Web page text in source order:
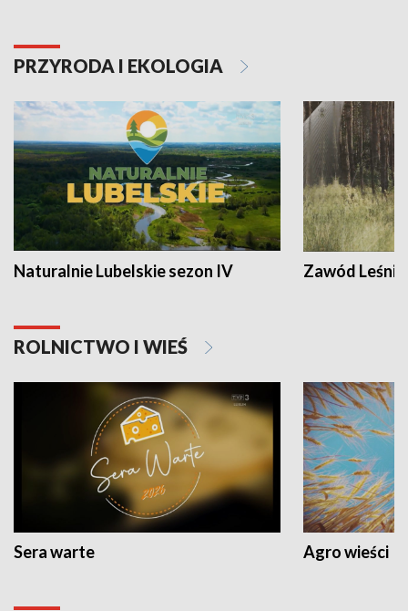
PRZYRODA I EKOLOGIA
Naturalnie Lubelskie sezon IV Zawód Leśnik
ROLNICTWO I WIEŚ
Sera warte Agro wieści